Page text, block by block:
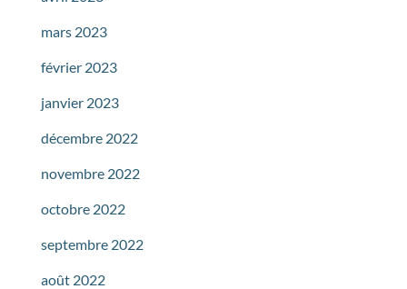
mars 2023
février 2023
janvier 2023
décembre 2022
novembre 2022
octobre 2022
septembre 2022
août 2022